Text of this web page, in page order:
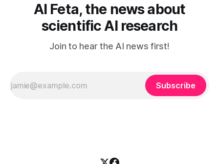
AI Feta, the news about
scientific AI research
Join to hear the AI news first!
Subscribe